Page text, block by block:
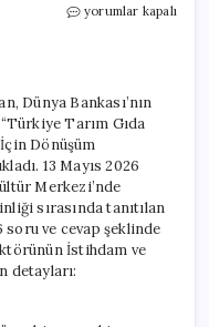
Türkiye
İçin
Yeni
Dönüşüm
Projesi:
6
Soru
ve
Cevap
için
yorumlar kapalı
Dünya Bankası’nın
Tarım Gıda
Dönüşüm
13 Mayıs 2026
Merkezi’nde
sırasında tanıtılan
ve cevap şeklinde
İstihdam ve
detayları: